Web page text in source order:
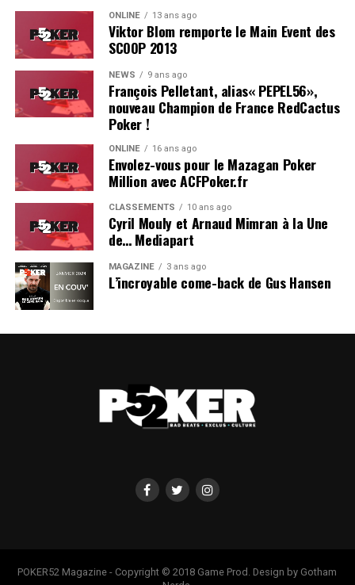
Soleau à gauche, sorti par Logghe au centre
ONLINE 13 ans ago
Viktor Blom remporte le Main Event des
SCOOP 2013
NEWS 9 ans ago
François Pelletant, alias« PEPEL56»,
nouveau Champion de France RedCactus
Poker !
ONLINE 16 ans ago
Envolez-vous pour le Mazagan Poker
Million avec ACFPoker.fr
CLASSEMENTS 10 ans ago
Cyril Mouly et Arnaud Mimran à la Une
de… Mediapart
MAGAZINE 3 ans ago
L’incroyable come-back de Gus Hansen
POKER52 Magazine - Copyright © 2018 Game Prod. Design by Gotham